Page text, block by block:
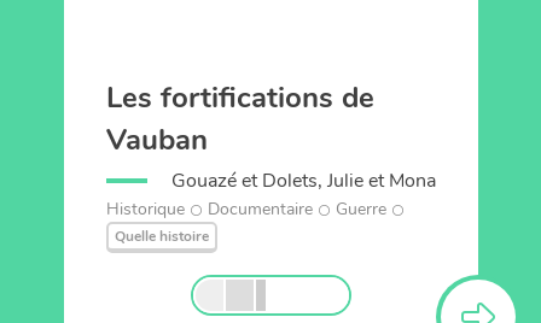
Les fortifications de
Vauban
Gouazé et Dolets, Julie et Mona
Historique Documentaire Guerre
Quelle histoire